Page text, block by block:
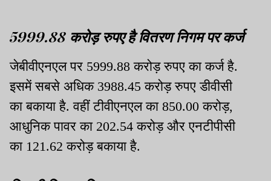
5999.88 करोड़ रुपए है वितरण निगम पर कर्ज
जेबीवीएनएल पर 5999.88 करोड़ रुपए का कर्ज है.
इसमें सबसे अधिक 3988.45 करोड़ रुपए डीवीसी
का बकाया है. वहीं टीवीएनएल का 850.00 करोड़,
आधुनिक पावर का 202.54 करोड़ और एनटीपीसी
का 121.62 करोड़ बकाया है.